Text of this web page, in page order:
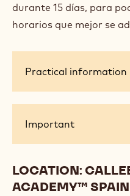
durante 15 días, para
horarios que mejor se
Practical
Practical information
Important
Important
LOCATION:
ACADEMY™ SPAIN